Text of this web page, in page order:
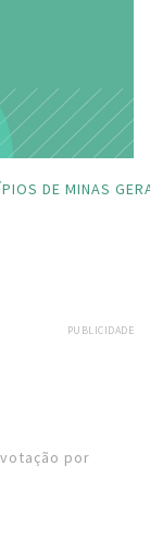
DE MINAS
PUBLICIDADE
por